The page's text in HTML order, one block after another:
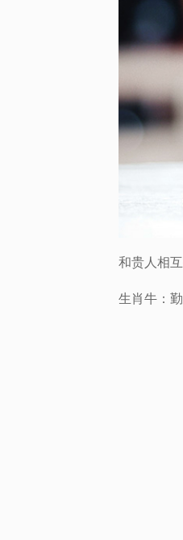
和贵人相
生肖牛：